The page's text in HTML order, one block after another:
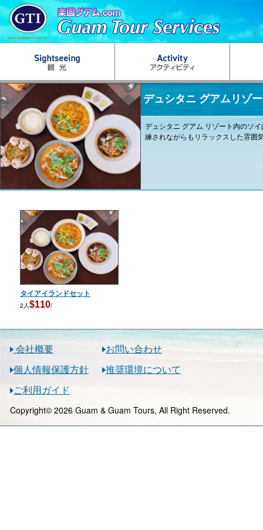
デュシタニ グアムリゾ
デュシタニ グアム リゾート内のソ
練されながらもリラックスした雰囲
タイアイランドセット
2人$110/
会社概要
お問い合わせ
個人情報保護方針
推奨環境について
ご利用ガイド
Copyright© 2026 Guam & Guam Tours, All Right Reserved.